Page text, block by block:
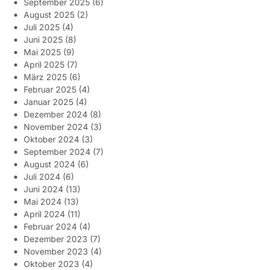
September 2025 (6)
August 2025 (2)
Juli 2025 (4)
Juni 2025 (8)
Mai 2025 (9)
April 2025 (7)
März 2025 (6)
Februar 2025 (4)
Januar 2025 (4)
Dezember 2024 (8)
November 2024 (3)
Oktober 2024 (3)
September 2024 (7)
August 2024 (6)
Juli 2024 (6)
Juni 2024 (13)
Mai 2024 (13)
April 2024 (11)
Februar 2024 (4)
Dezember 2023 (7)
November 2023 (4)
Oktober 2023 (4)